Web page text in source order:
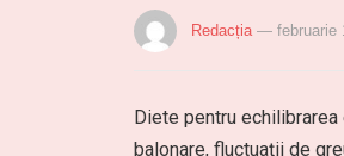
Redacția — februarie
Diete pentru
balonare, fluctuații de